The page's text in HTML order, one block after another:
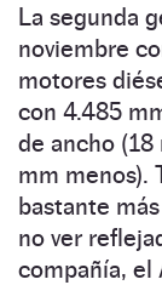
La segunda
noviembre
motores
con 4.485
de ancho (18
mm menos).
bastante
no ver
compañía, el